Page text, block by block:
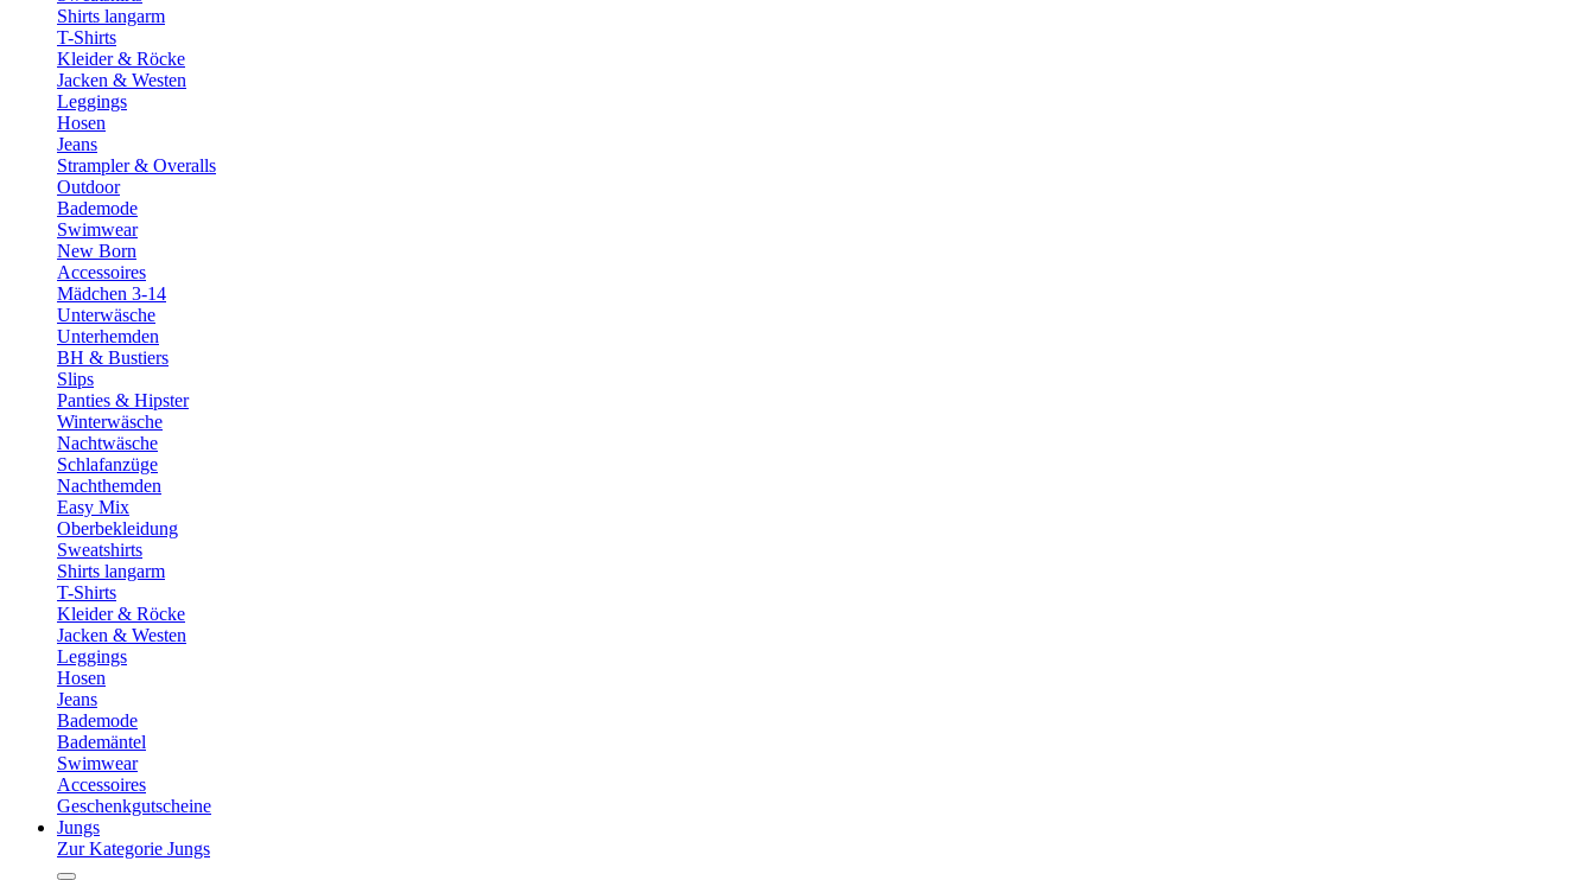
Shirts langarm
T-Shirts
Kleider & Röcke
Jacken & Westen
Leggings
Hosen
Jeans
Strampler & Overalls
Outdoor
Bademode
Swimwear
New Born
Accessoires
Mädchen 3-14
Unterwäsche
Unterhemden
BH & Bustiers
Slips
Panties & Hipster
Winterwäsche
Nachtwäsche
Schlafanzüge
Nachthemden
Easy Mix
Oberbekleidung
Sweatshirts
Shirts langarm
T-Shirts
Kleider & Röcke
Jacken & Westen
Leggings
Hosen
Jeans
Bademode
Bademäntel
Swimwear
Accessoires
Geschenkgutscheine
Jungs
Zur Kategorie Jungs